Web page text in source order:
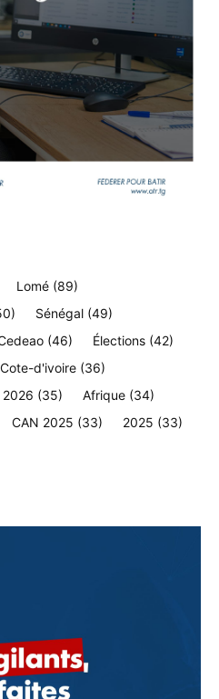
Lomé (89)
Sénégal (49)
(46) Élections (42)
Cote-d'ivoire (36)
2026 (35) Afrique (34)
CAN 2025 (33) 2025 (33)